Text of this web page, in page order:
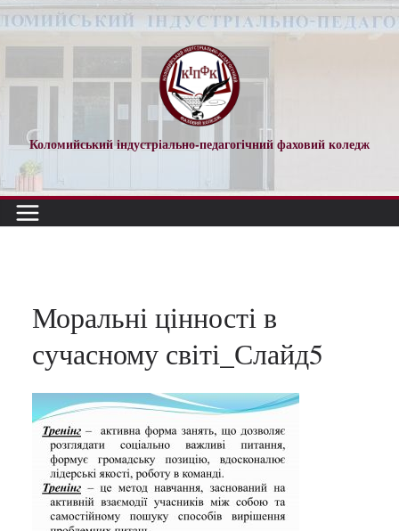
Перейти
до
Коломийський індустріально-педагогічний фаховий коледж
Моральні цінності в
сучасному світі_Слайд5